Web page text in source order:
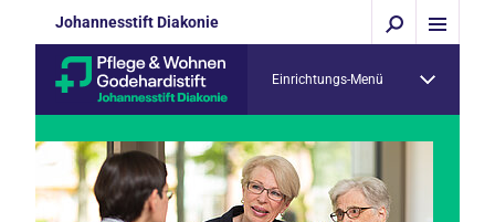
Johannesstift Diakonie
Einrichtungs-Menü